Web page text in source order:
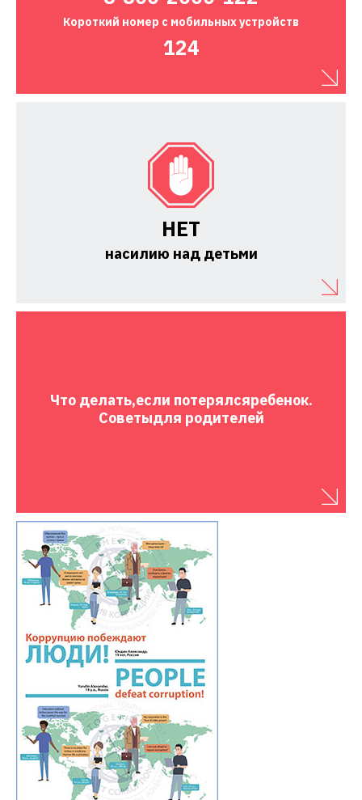
Короткий номер с мобильных устройств
124
НЕТ
насилию над детьми
Что делать,если потерялсяребенок.
Советыдля родителей